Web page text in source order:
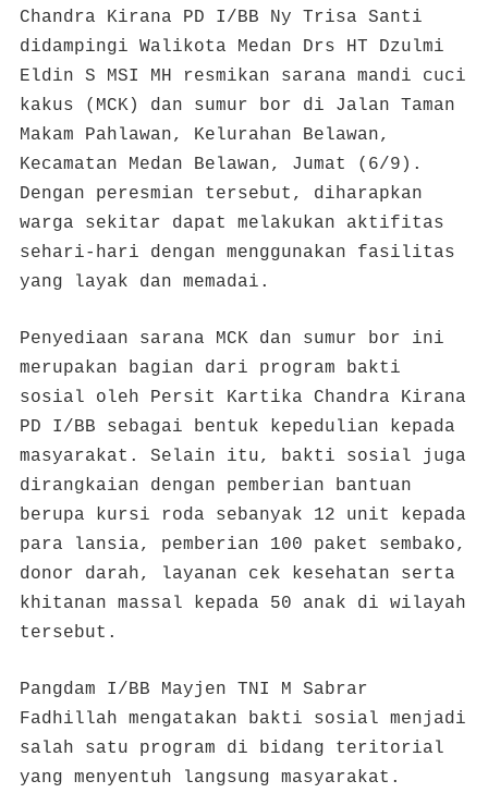
Chandra Kirana PD I/BB Ny Trisa Santi
didampingi Walikota Medan Drs HT Dzulmi
Eldin S MSI MH resmikan sarana mandi cuci
kakus (MCK) dan sumur bor di Jalan Taman
Makam Pahlawan, Kelurahan Belawan,
Kecamatan Medan Belawan, Jumat (6/9).
Dengan peresmian tersebut, diharapkan
warga sekitar dapat melakukan aktifitas
sehari-hari dengan menggunakan fasilitas
yang layak dan memadai.
Penyediaan sarana MCK dan sumur bor ini
merupakan bagian dari program bakti
sosial oleh Persit Kartika Chandra Kirana
PD I/BB sebagai bentuk kepedulian kepada
masyarakat. Selain itu, bakti sosial juga
dirangkaian dengan pemberian bantuan
berupa kursi roda sebanyak 12 unit kepada
para lansia, pemberian 100 paket sembako,
donor darah, layanan cek kesehatan serta
khitanan massal kepada 50 anak di wilayah
tersebut.
Pangdam I/BB Mayjen TNI M Sabrar
Fadhillah mengatakan bakti sosial menjadi
salah satu program di bidang teritorial
yang menyentuh langsung masyarakat.